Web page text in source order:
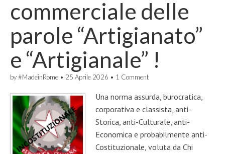
commerciale delle
parole “Artigianato”
e “Artigianale” !
by#MadeinRome • 25 Aprile 2026 • 1 Comment
Una norma assurda, burocratica,
corporativa e classista, anti-
Storica, anti-Culturale, anti-
Economica e probabilmente anti-
Costituzionale, voluta da Chi